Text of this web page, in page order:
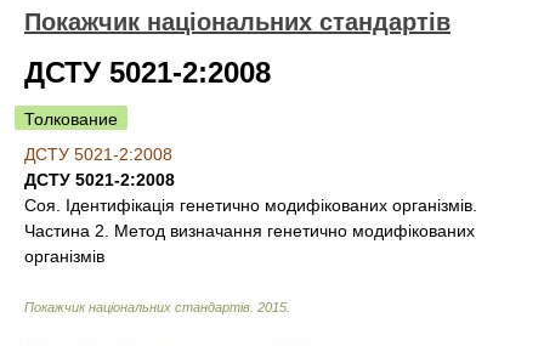
Покажчик національних стандартів
ДСТУ 5021-2:2008
Толкование
ДСТУ 5021-2:2008
ДСТУ 5021-2:2008
Соя. Ідентифікація генетично модифікованих організмів.
Частина 2. Метод визначання генетично модифікованих
організмів
Покажчик національних стандартів 2015